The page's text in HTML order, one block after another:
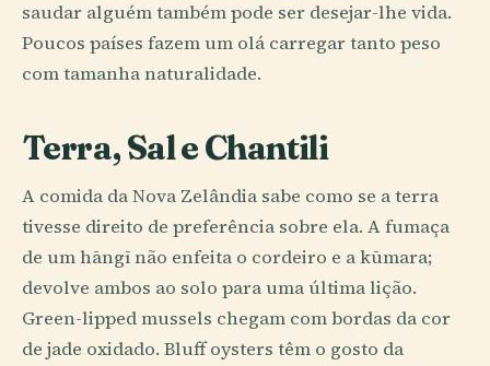
saudar alguém também pode ser desejar-lhe vida.
Poucos países fazem um olá carregar tanto peso
com tamanha naturalidade.
Terra, Sal e Chantili
A comida da Nova Zelândia sabe como se a terra
tivesse direito de preferência sobre ela. A fumaça
de um hāngī não enfeita o cordeiro e a kūmara;
devolve ambos ao solo para uma última lição.
Green-lipped mussels chegam com bordas da cor
de jade oxidado. Bluff oysters têm o gosto da